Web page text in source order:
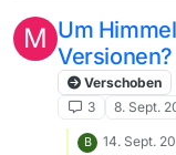
Suchen, um
sinnvoll
auch wieder
Thema: Siehe
erstmal wieder
M Um
Versionen?
Verschoben
3
8. Sept.
B
14. Sept.